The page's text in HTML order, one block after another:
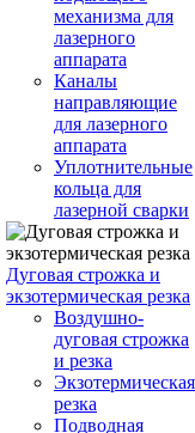
механизма для
лазерного
аппарата
Каналы
направляющие
для лазерного
аппарата
Уплотнительные
кольца для
лазерной сварки
Дуговая строжка и
экзотермическая резка
Воздушно-
дуговая строжка
и резка
Экзотермическая
резка
Подводная